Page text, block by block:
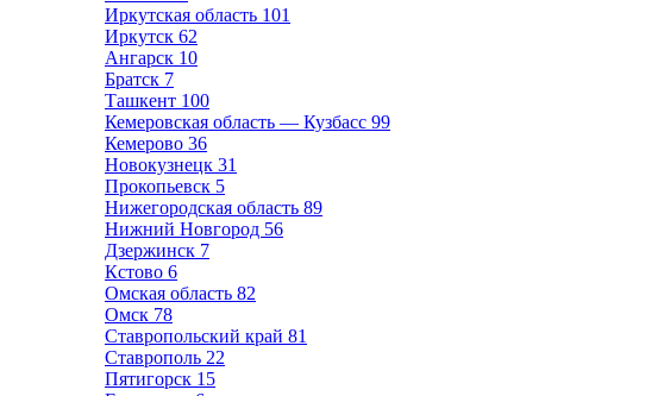
Иркутская область 101
Иркутск 62
Ангарск 10
Братск 7
Ташкент 100
Кемеровская область — Кузбасс 99
Кемерово 36
Новокузнецк 31
Прокопьевск 5
Нижегородская область 89
Нижний Новгород 56
Дзержинск 7
Кстово 6
Омская область 82
Омск 78
Ставропольский край 81
Ставрополь 22
Пятигорск 15